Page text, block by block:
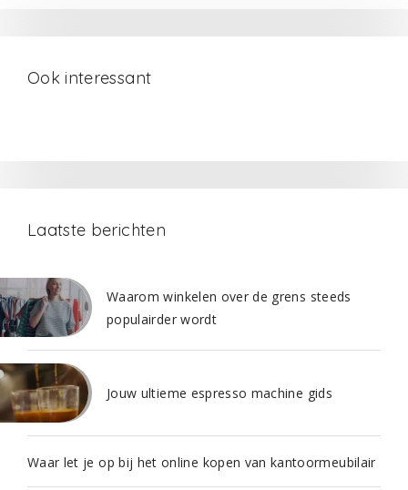
Ook interessant
Laatste berichten
Waarom winkelen over de grens steeds
populairder wordt
Jouw ultieme espresso machine gids
Waar let je op bij het online kopen van kantoormeubilair